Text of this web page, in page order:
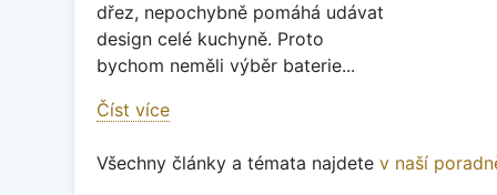
dřez, nepochybně pomáhá udávat
design celé kuchyně. Proto
bychom neměli výběr baterie...
Číst více
Všechny články a témata najdete v naší